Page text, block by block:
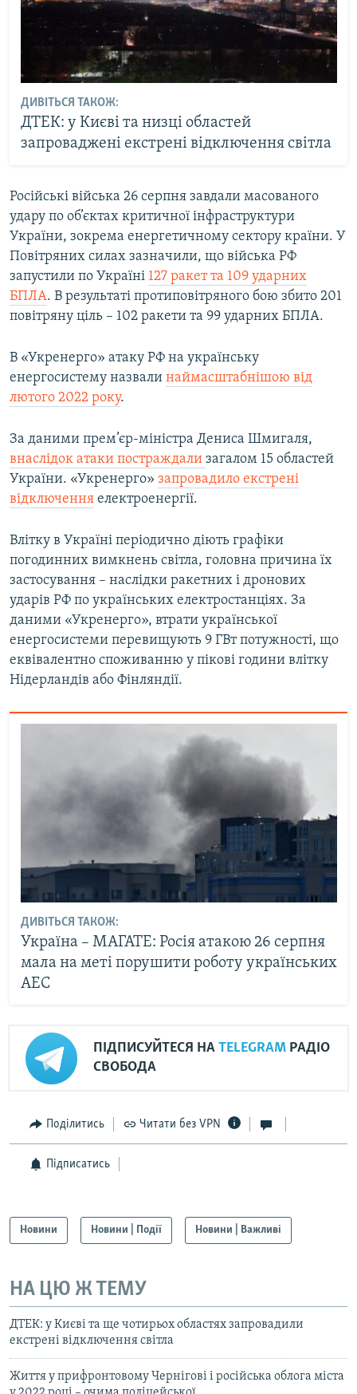
ДИВІТЬСЯ ТАКОЖ:
ДТЕК: у Києві та низці областей
запроваджені екстрені відключення світла
Російські війська 26 серпня завдали масованого
удару по об’єктах критичної інфраструктури
України, зокрема енергетичному сектору країни. У
Повітряних силах зазначили, що війська РФ
запустили по Україні 127 ракет та 109 ударних
БПЛА. В результаті протиповітряного бою збито 201
повітряну ціль – 102 ракети та 99 ударних БПЛА.
В «Укренерго» атаку РФ на українську
енергосистему назвали наймасштабнішою від
лютого 2022 року.
За даними прем’єр-міністра Дениса Шмигаля,
внаслідок атаки постраждали загалом 15 областей
України. «Укренерго» запровадило екстрені
відключення електроенергії.
Влітку в Україні періодично діють графіки
погодинних вимкнень світла, головна причина їх
застосування – наслідки ракетних і дронових
ударів РФ по українських електростанціях. За
даними «Укренерго», втрати української
енергосистеми перевищують 9 ГВт потужності, що
еквівалентно споживанню у пікові години влітку
Нідерландів або Фінляндії.
ДИВІТЬСЯ ТАКОЖ:
Україна – МАГАТЕ: Росія атакою 26 серпня
мала на меті порушити роботу українських
АЕС
ПІДПИСУЙТЕСЯ НА TELEGRAM РАДІО
СВОБОДА
Поділитись Читати без VPN
Підписатись
Новини Новини | Події Новини | Важливі
НА ЦЮ Ж ТЕМУ
ДТЕК: у Києві та ще чотирьох областях запровадили
екстрені відключення світла
Життя у прифронтовому Чернігові і російська облога міста